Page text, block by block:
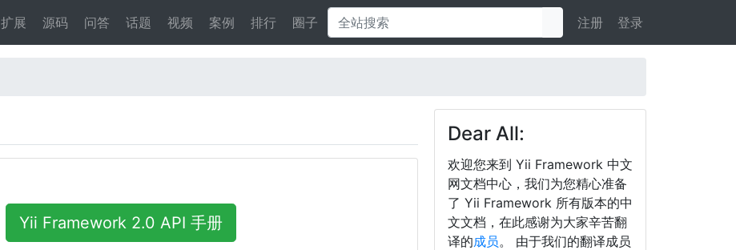
扩展 源码 问答 话题 视频 案例 排行 圈子 注册 登录
Yii Framework 2.0 API 手册
Dear All:
欢迎您来到 Yii Framework 中文
网文档中心，我们为您精心准备
了 Yii Framework 所有版本的中
文文档，在此感谢为大家辛苦翻
译的成员。 由于我们的翻译成员